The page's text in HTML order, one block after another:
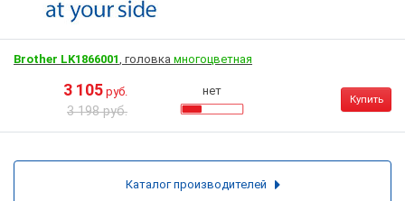
Brother LK1866001, головка многоцветная
3 105 руб.
3 198 руб.
нет
Купить